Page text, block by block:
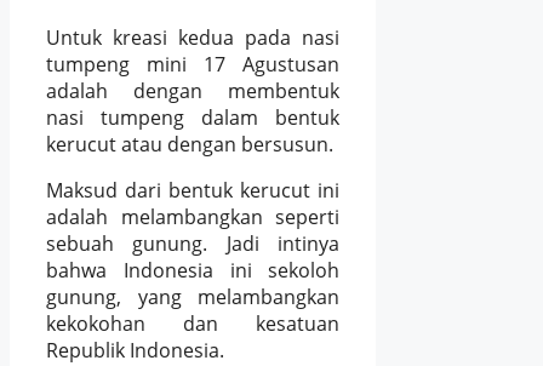
Untuk kreasi kedua pada nasi
tumpeng mini 17 Agustusan
adalah dengan membentuk
nasi tumpeng dalam bentuk
kerucut atau dengan bersusun.
Maksud dari bentuk kerucut ini
adalah melambangkan seperti
sebuah gunung. Jadi intinya
bahwa Indonesia ini sekoloh
gunung, yang melambangkan
kekokohan dan kesatuan
Republik Indonesia.